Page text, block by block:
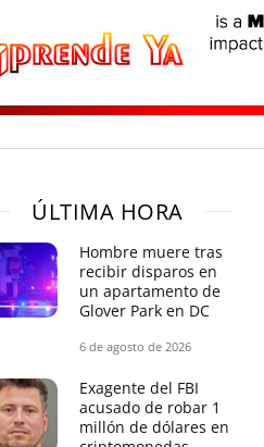
ÚLTIMA HORA
Hombre muere tras
recibir disparos en
un apartamento de
Glover Park en DC
6 de agosto de 2026
Exagente del FBI
acusado de robar 1
millón de dólares en